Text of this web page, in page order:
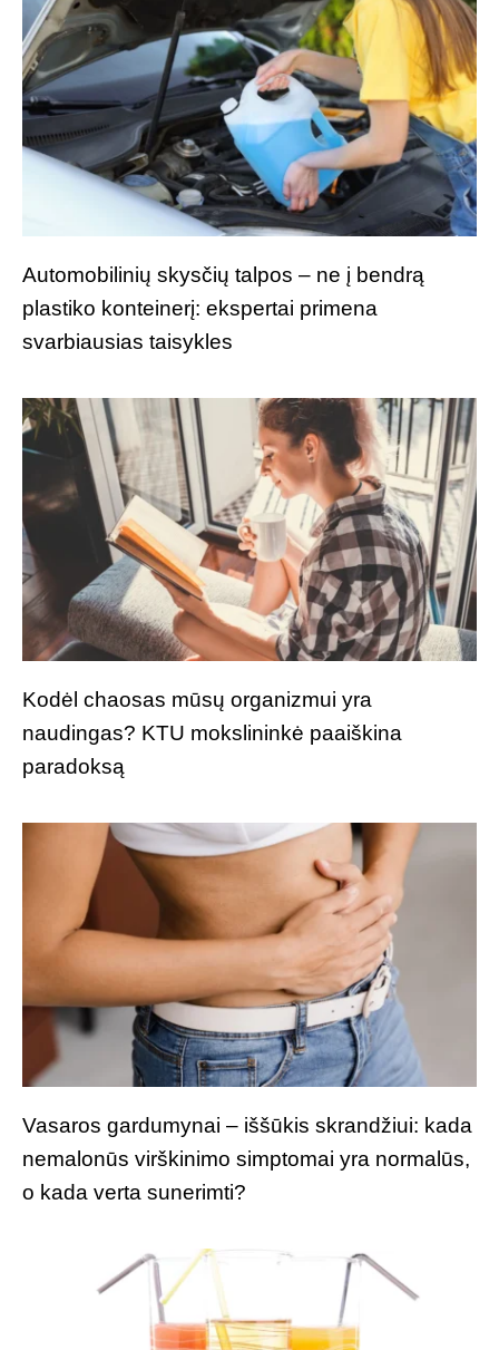
Automobilinių skysčių talpos – ne į bendrą
plastiko konteinerį: ekspertai primena
svarbiausias taisykles
Kodėl chaosas mūsų organizmui yra
naudingas? KTU mokslininkė paaiškina
paradoksą
Vasaros gardumynai – iššūkis skrandžiui: kada
nemalonūs virškinimo simptomai yra normalūs,
o kada verta sunerimti?